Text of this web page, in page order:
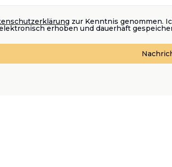
zur Kenntnis genommen.
erhoben und dauerhaft